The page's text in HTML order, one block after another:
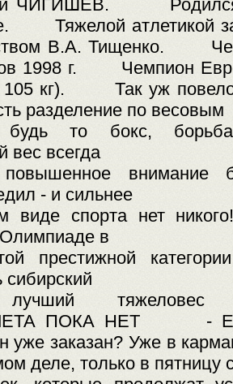
Родился
Тяжелой атлетикой
В.А. Тищенко.
1998 г. Чемпион
105 кг). Так уж
разделение по весовым
будь то бокс,
вес всегда
повышенное
- и сильнее
виде спорта нет
в
престижной
сибирский
лучший тяжеловес
ПОКА НЕТ -
уже заказан? Уже в
деле, только в пятницу